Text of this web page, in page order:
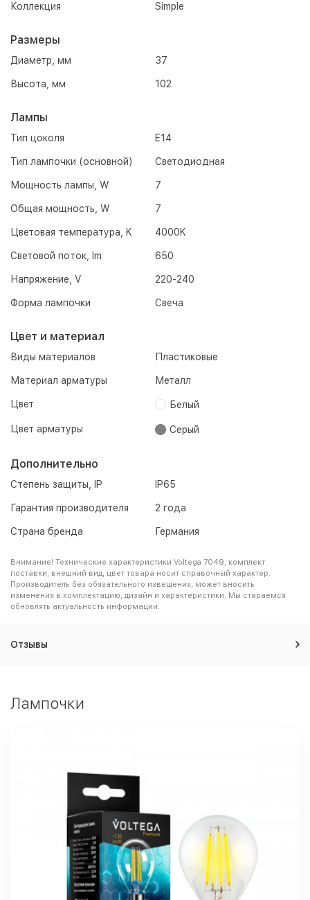
Коллекция Simple
Размеры
Диаметр, мм 37
Высота, мм 102
Лампы
Тип цоколя E14
Тип лампочки (основной) Светодиодная
Мощность лампы, W 7
Общая мощность, W 7
Цветовая температура, K 4000K
Световой поток, lm 650
Напряжение, V 220-240
Форма лампочки Свеча
Цвет и материал
Виды материалов Пластиковые
Материал арматуры Металл
Цвет Белый
Цвет арматуры Серый
Дополнительно
Степень защиты, IP IP65
Гарантия производителя 2 года
Страна бренда Германия
Внимание! Технические характеристики Voltega 7049, комплект
поставки, внешний вид, цвет товара носит справочный характер.
Производитель без обязательного извещения, может вносить
изменения в комплектацию, дизайн и характеристики. Мы стараемся
обновлять актуальность информации.
Отзывы
Лампочки